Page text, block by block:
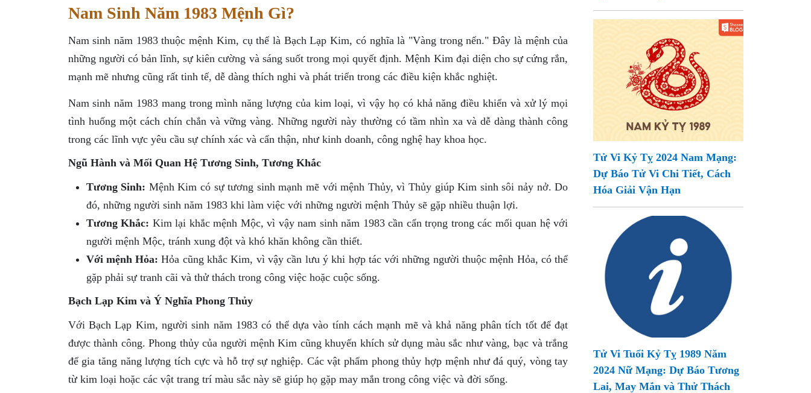
Nam Sinh Năm 1983 Mệnh Gì?
Nam sinh năm 1983 thuộc mệnh Kim, cụ thể là Bạch Lạp Kim, có nghĩa là "Vàng trong nến." Đây là mệnh của
những người có bản lĩnh, sự kiên cường và sáng suốt trong mọi quyết định. Mệnh Kim đại diện cho sự cứng rắn,
mạnh mẽ nhưng cũng rất tinh tế, dễ dàng thích nghi và phát triển trong các điều kiện khắc nghiệt.
Nam sinh năm 1983 mang trong mình năng lượng của kim loại, vì vậy họ có khả năng điều khiển và xử lý mọi
tình huống một cách chín chắn và vững vàng. Những người này thường có tầm nhìn xa và dễ dàng thành công
trong các lĩnh vực yêu cầu sự chính xác và cẩn thận, như kinh doanh, công nghệ hay khoa học.
Ngũ Hành và Mối Quan Hệ Tương Sinh, Tương Khắc
Tương Sinh: Mệnh Kim có sự tương sinh mạnh mẽ với mệnh Thủy, vì Thủy giúp Kim sinh sôi nảy nở. Do
đó, những người sinh năm 1983 khi làm việc với những người mệnh Thủy sẽ gặp nhiều thuận lợi.
Tương Khắc: Kim lại khắc mệnh Mộc, vì vậy nam sinh năm 1983 cần cẩn trọng trong các mối quan hệ với
người mệnh Mộc, tránh xung đột và khó khăn không cần thiết.
Với mệnh Hỏa: Hỏa cũng khắc Kim, vì vậy cần lưu ý khi hợp tác với những người thuộc mệnh Hỏa, có thể
gặp phải sự tranh cãi và thử thách trong công việc hoặc cuộc sống.
Bạch Lạp Kim và Ý Nghĩa Phong Thủy
Với Bạch Lạp Kim, người sinh năm 1983 có thể dựa vào tính cách mạnh mẽ và khả năng phân tích tốt để đạt
được thành công. Phong thủy của người mệnh Kim cũng khuyến khích sử dụng màu sắc như vàng, bạc và trắng
để gia tăng năng lượng tích cực và hỗ trợ sự nghiệp. Các vật phẩm phong thủy hợp mệnh như đá quý, vòng tay
từ kim loại hoặc các vật trang trí màu sắc này sẽ giúp họ gặp may mắn trong công việc và đời sống.
Tử Vi Kỷ Tỵ 2024 Nam Mạng:
Dự Báo Tử Vi Chi Tiết, Cách
Hóa Giải Vận Hạn
Tử Vi Tuổi Kỷ Tỵ 1989 Năm
2024 Nữ Mạng: Dự Báo Tương
Lai, May Mắn và Thử Thách